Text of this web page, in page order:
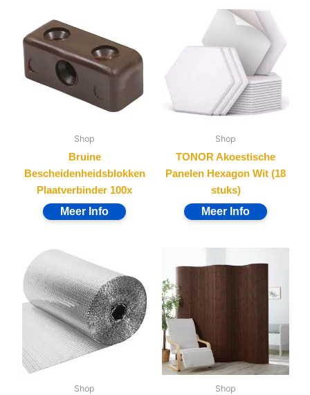
Shop
Bruine
Bescheidenheidsblokken
Plaatverbinder 100x
Shop
TONOR Akoestische
Panelen Hexagon Wit (18
stuks)
Shop Shop